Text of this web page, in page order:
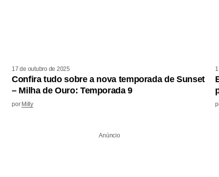
17 de outubro de 2025
Confira tudo sobre a nova temporada de Sunset
– Milha de Ouro: Temporada 9
por Milly
Anúncio